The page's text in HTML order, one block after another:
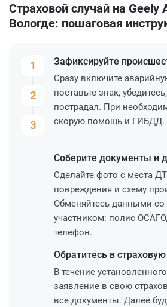
Страховой случай на Geely
Вологде: пошаговая
1
2
3
Зафиксируйте
Сразу включите
поставьте знак,
пострадал. При
скорую помощь и ГИБДД.
Соберите документы и
Сделайте фото с места
повреждения и схему
Обменяйтесь данными
участником: полис
телефон.
Обратитесь в страховую
В течение
заявление в свою
все документы. Далее